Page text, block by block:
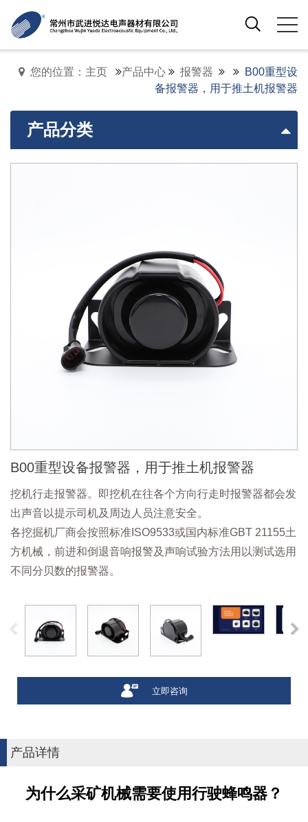
您的位置：主页 产品中心 报警器
B00重型设
备报警器，用于推土机报警器
产品分类
B00重型设备报警器，用于推土机报警器
挖机行走报警器。即挖机在往各个方向行走时报警器都会发
出声音以提示司机及周边人员注意安全。
各挖掘机厂商会按照标准ISO9533或国内标准GBT 21155土
方机械，前进和倒退音响报警及声响试验方法用以测试选用
不同分贝数的报警器。
立即咨询
产品详情
为什么采矿机械需要使用行驶蜂鸣器？